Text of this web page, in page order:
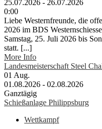
25.07.2026 - 26.07.2026
0:00
Liebe Westernfreunde, die
2026 im BDS
Samstag, 25. Juli 2026 bis
statt. [...]
More Info
Landesmeisterschaft Steel
01 Aug.
01.08.2026 - 02.08.2026
Ganztägig
Schießanlage Philippsburg
Wettkampf